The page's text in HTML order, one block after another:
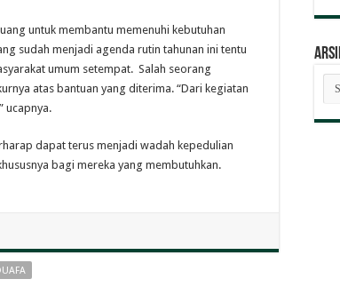
untuk membantu memenuhi kebutuhan
sudah menjadi agenda rutin tahunan ini tentu
umum setempat. Salah seorang
atas bantuan yang diterima. “Dari kegiatan
ucapnya.
dapat terus menjadi wadah kepedulian
bagi mereka yang membutuhkan.